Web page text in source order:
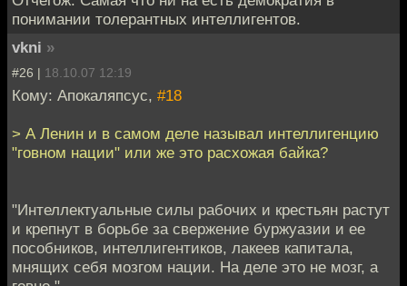
понимании толерантных интеллигентов.
vkni »
#26 | 18.10.07 12:19
Кому: Апокаляпсус, #18
> А Ленин и в самом деле называл интеллигенцию
"говном нации" или же это расхожая байка?
"Интеллектуальные силы рабочих и крестьян растут
и крепнут в борьбе за свержение буржуазии и ее
пособников, интеллигентиков, лакеев капитала,
мнящих себя мозгом нации. На деле это не мозг, а